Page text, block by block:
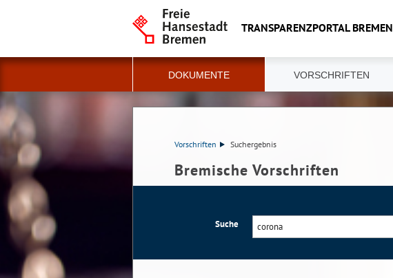
TRANSPARENZPORTAL BREMEN
DOKUMENTE VORSCHRIFTEN
Vorschriften Suchergebnis
Bremische Vorschriften
Suche